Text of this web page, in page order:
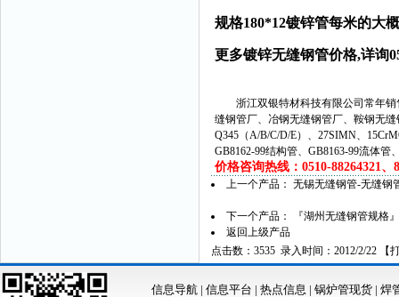
规格180*12镀锌管每米的大
更多镀锌无缝钢管价格,详询
浙江双银特材科技有限公司常年销
缝钢管厂、冶钢无缝钢管厂、鞍钢无
Q345（A/B/C/D/E）、27SIMN、
GB8162-99结构管、GB8163-99流体
价格咨询热线：0510-88264321、
上一个产品： 无锡无缝钢管-无缝钢
下一个产品：
『湖州无缝钢管规格
返回上级产品
点击数：3535 录入时间：2012/2/22 【
信息导航| 信息平台 | 热点信息 | 锅炉管现货 | 焊